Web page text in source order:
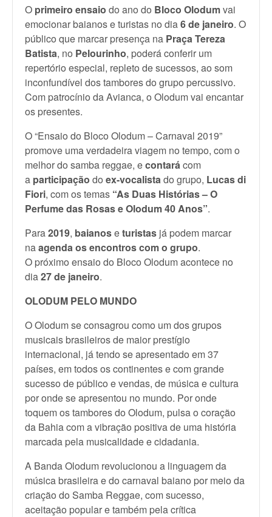
O primeiro ensaio do ano do Bloco Olodumvai
emocionar baianos e turistas no dia6 de janeiro. O
público que marcar presença na Praça Tereza
Batista, no Pelourinho, poderá conferir um
repertório especial, repleto de sucessos, ao som
inconfundível dos tambores do grupo percussivo.
Com patrocínio da Avianca, o Olodum vai encantar
os presentes.
O “Ensaio do Bloco Olodum – Carnaval 2019”
promove uma verdadeira viagem no tempo, com o
melhor do samba reggae, econtarácom
a participação do ex-vocalistado grupo, Lucas di
Fiori, com os temas “As Duas Histórias – O
Perfume das Rosas e Olodum 40 Anos”.
Para2019, baianoseturistas já podem marcar
naagenda os encontros com o grupo.
O próximo ensaio do Bloco Olodum acontece no
dia27 de janeiro.
OLODUM PELO MUNDO
O Olodum se consagrou como um dos grupos
musicais brasileiros de maior prestígio
internacional, já tendo se apresentado em 37
países, em todos os continentes e com grande
sucesso de público e vendas, de música e cultura
por onde se apresentou no mundo. Por onde
toquem os tambores do Olodum, pulsa o coração
da Bahia com a vibração positiva de uma história
marcada pela musicalidade e cidadania.
A Banda Olodum revolucionou a linguagem da
música brasileira e do carnaval baiano por meio da
criação do Samba Reggae, com sucesso,
aceitação popular e também pela crítica